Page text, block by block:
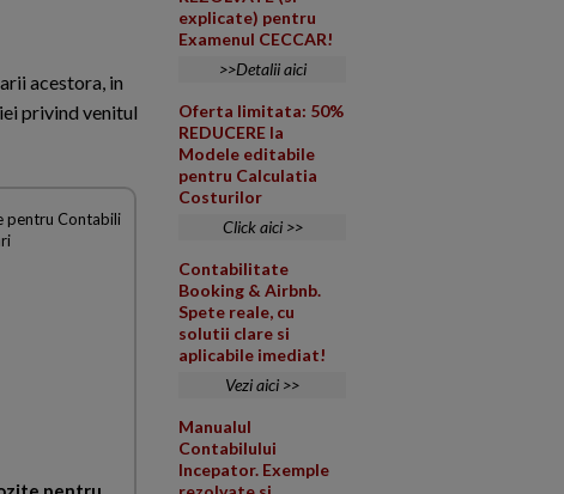
acestora, in
privind venitul
explicate) pentru
Examenul CECCAR!
>>Detalii aici
Oferta limitata: 50%
REDUCERE la
Modele editabile
pentru Calculatia
Costurilor
Click aici >>
Contabilitate
Booking & Airbnb.
Spete reale, cu
solutii clare si
aplicabile imediat!
Vezi aici >>
Manualul
Contabilului
Incepator. Exemple